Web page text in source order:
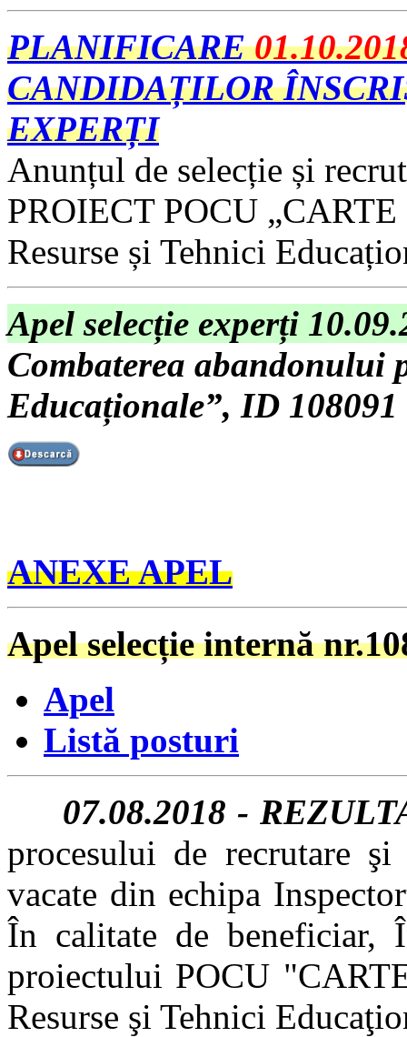
PLANIFICARE
CANDIDAȚILOR
EXPERȚI
Anunțul de selecție și
PROIECT POCU
Resurse și Tehnici
Apel selecție experți
Combaterea abandonului
Educaționale”, ID 108091
ANEXE APEL
Apel selecție internă
Apel
Listă posturi
07.08.2018 -
procesului de recrutare
vacate din echipa
În calitate de beneficiar,
proiectului POCU
Resurse şi Tehnici